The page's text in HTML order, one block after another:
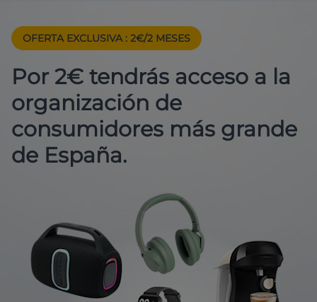
OFERTA EXCLUSIVA : 2€/2 MESES
Por 2€ tendrás acceso a la
organización de
consumidores más grande
de España.